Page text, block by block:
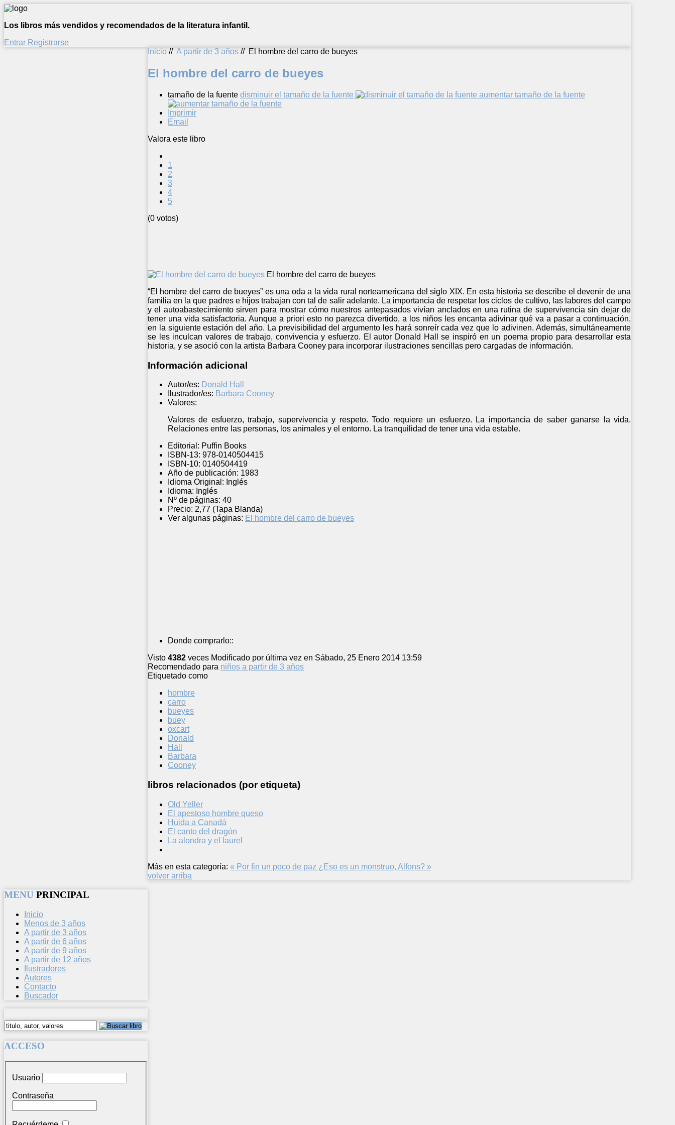
Los libros más vendidos y recomendados de la literatura infantil.
Entrar Registrarse
Inicio // A partir de 3 años // El hombre del carro de bueyes
El hombre del carro de bueyes
tamaño de la fuente disminuir el tamaño de la fuente aumentar tamaño de la fuente
Imprimir
Email
Valora este libro
1
2
3
4
5
(0 votos)
El hombre del carro de bueyes
“El hombre del carro de bueyes” es una oda a la vida rural norteamericana del siglo XIX. En esta historia se describe el devenir de una
familia en la que padres e hijos trabajan con tal de salir adelante. La importancia de respetar los ciclos de cultivo, las labores del campo
y el autoabastecimiento sirven para mostrar cómo nuestros antepasados vivían anclados en una rutina de supervivencia sin dejar de
tener una vida satisfactoria. Aunque a priori esto no parezca divertido, a los niños les encanta adivinar qué va a pasar a continuación,
en la siguiente estación del año. La previsibilidad del argumento les hará sonreír cada vez que lo adivinen. Además, simultáneamente
se les inculcan valores de trabajo, convivencia y esfuerzo. El autor Donald Hall se inspiró en un poema propio para desarrollar esta
historia, y se asoció con la artista Barbara Cooney para incorporar ilustraciones sencillas pero cargadas de información.
Información adicional
Autor/es: Donald Hall
Ilustrador/es: Barbara Cooney
Valores:
Valores de esfuerzo, trabajo, supervivencia y respeto. Todo requiere un esfuerzo. La importancia de saber ganarse la vida.
Relaciones entre las personas, los animales y el entorno. La tranquilidad de tener una vida estable.
Editorial: Puffin Books
ISBN-13: 978-0140504415
ISBN-10: 0140504419
Año de publicación: 1983
Idioma Original: Inglés
Idioma: Inglés
Nº de páginas: 40
Precio: 2,77 (Tapa Blanda)
Ver algunas páginas: El hombre del carro de bueyes
Donde comprarlo::
Visto 4382 veces Modificado por última vez en Sábado, 25 Enero 2014 13:59
Recomendado para niños a partir de 3 años
Etiquetado como
hombre
carro
bueyes
buey
oxcart
Donald
Hall
Barbara
Cooney
libros relacionados (por etiqueta)
Old Yeller
El apestoso hombre queso
Huida a Canadá
El canto del dragón
La alondra y el laurel
Más en esta categoría: « Por fin un poco de paz ¿Eso es un monstruo, Alfons? »
volver arriba
MENU PRINCIPAL
Inicio
Menos de 3 años
A partir de 3 años
A partir de 6 años
A partir de 9 años
A partir de 12 años
Ilustradores
Autores
Contacto
Buscador
ACCESO
Usuario
Contraseña